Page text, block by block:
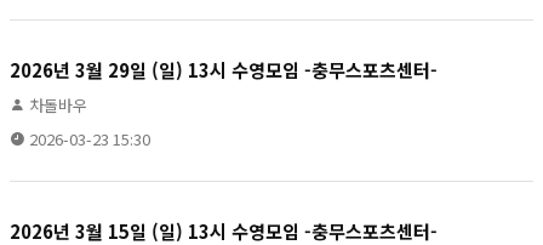
2026년 3월 29일 (일) 13시 수영모임 -충무스포츠센터-
차돌바우
2026-03-23 15:30
2026년 3월 15일 (일) 13시 수영모임 -충무스포츠센터-